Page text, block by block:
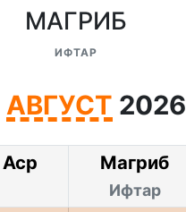
МАГРИБ
ИФТАР
АВГУСТ 2026
Аср Магриб
Ифтар